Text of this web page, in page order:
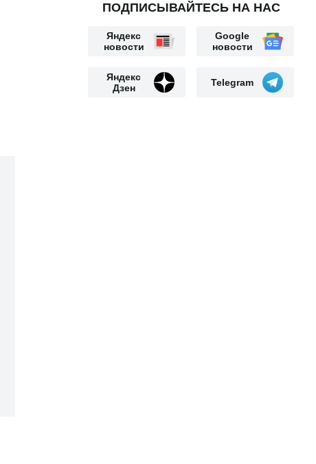
ПОДПИСЫВАЙТЕСЬ НА НАС
Яндекс
новости
Google
новости
Яндекс
Дзен
Telegram